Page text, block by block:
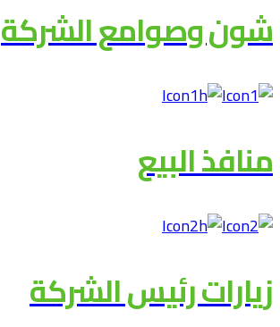
شون وصوامع الشركة
منافذ البيع
زيارات رئيس الشركة